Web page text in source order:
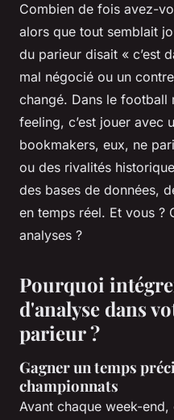
Combien de fois avez-
alors que tout semblait
du parieur disait « c’est
mal négocié ou un
changé. Dans le football
feeling, c’est jouer avec
bookmakers, eux, ne
ou des rivalités
des bases de données,
en temps réel. Et vous ?
analyses ?
Pourquoi
d'analyse dans
parieur ?
Gagner un temps
championnats
Avant chaque week-